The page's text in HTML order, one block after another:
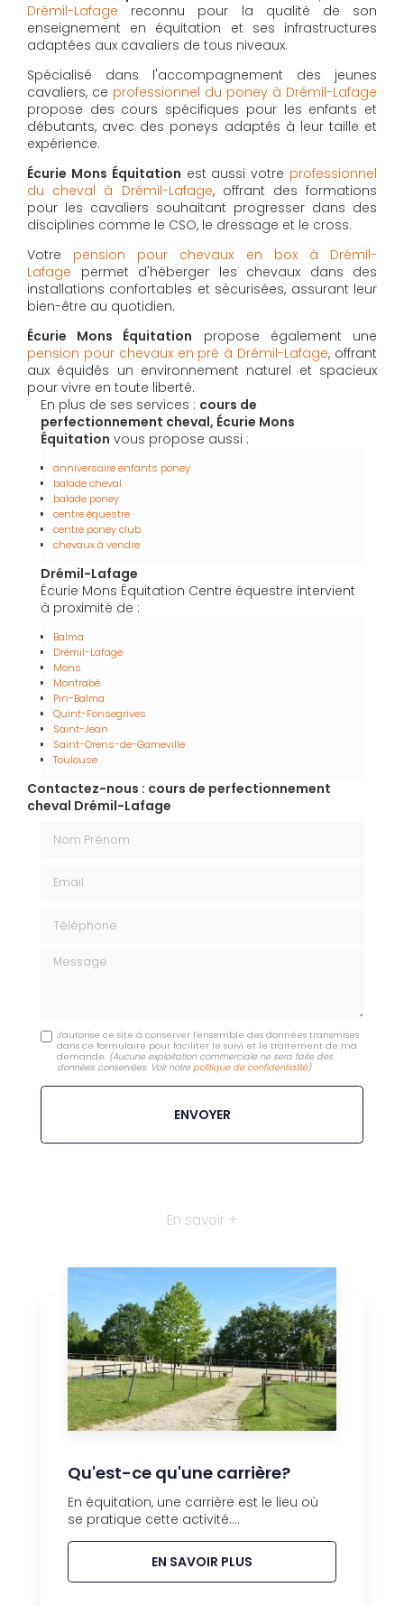
Drémil-Lafage reconnu pour la qualité de son
enseignement en équitation et ses infrastructures
adaptées aux cavaliers de tous niveaux.
Spécialisé dans l'accompagnement des jeunes
cavaliers, ce professionnel du poney à Drémil-Lafage
propose des cours spécifiques pour les enfants et
débutants, avec des poneys adaptés à leur taille et
expérience.
Écurie Mons Équitation est aussi votre professionnel
du cheval à Drémil-Lafage, offrant des formations
pour les cavaliers souhaitant progresser dans des
disciplines comme le CSO, le dressage et le cross.
Votre pension pour chevaux en box à Drémil-
Lafage permet d'héberger les chevaux dans des
installations confortables et sécurisées, assurant leur
bien-être au quotidien.
Écurie Mons Équitation propose également une
pension pour chevaux en pré à Drémil-Lafage, offrant
aux équidés un environnement naturel et spacieux
pour vivre en toute liberté.
En plus de ses services : cours de
perfectionnement cheval, Écurie Mons
Équitation vous propose aussi :
anniversaire enfants poney
balade cheval
balade poney
centre équestre
centre poney club
chevaux à vendre
Drémil-Lafage
Écurie Mons Équitation Centre équestre intervient
à proximité de :
Balma
Drémil-Lafage
Mons
Montrabé
Pin-Balma
Quint-Fonsegrives
Saint-Jean
Saint-Orens-de-Gameville
Toulouse
Contactez-nous : cours de perfectionnement
cheval Drémil-Lafage
Message
J'autorise ce site à conserver l'ensemble des données transmises
dans ce formulaire pour faciliter le suivi et le traitement de ma
demande. (Aucune exploitation commerciale ne sera faite des
données conservées. Voir notrepolitique de confidentialité)
En savoir +
Qu'est-ce qu'une carrière?
En équitation, une carrière est le lieu où
se pratique cette activité....
EN SAVOIR PLUS